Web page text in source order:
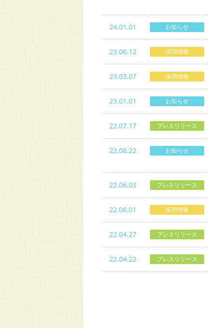
24.01.01 お知らせ
23.06.12 採用情報
23.03.07 採用情報
23.01.01 お知らせ
22.07.17 プレスリリース
22.06.22 お知らせ
22.06.03 プレスリリース
22.06.01 採用情報
22.04.27 プレスリリース
22.04.22 プレスリリース